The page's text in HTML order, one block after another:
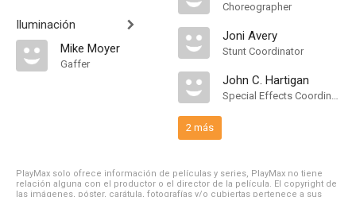
Iluminación
Mike Moyer
Gaffer
Choreographer
Joni Avery
Stunt Coordinator
John C. Hartigan
Special Effects Coordinator
2 más
PlayMax solo ofrece información de películas y series, PlayMax no tiene
relación alguna con el productor o el director de la película. El copyright de
las imágenes, póster, carátula, fotografías y/o cubiertas pertenece a sus